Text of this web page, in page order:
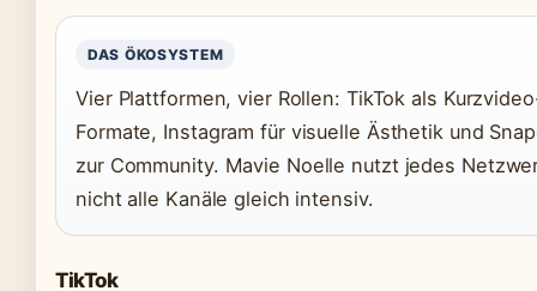
DAS ÖKOSYSTEM
Vier Plattformen, vier Rollen: TikTok als
Formate, Instagram für visuelle Ästhetik und
zur Community. Mavie Noelle nutzt jedes
nicht alle Kanäle gleich intensiv.
TikTok